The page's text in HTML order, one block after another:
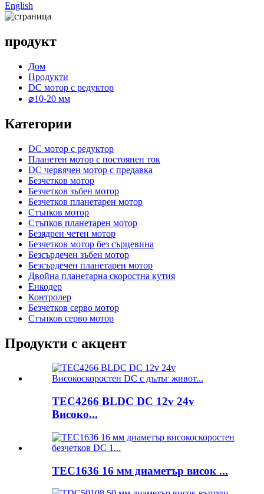
English
продукт
Дом
Продукти
DC мотор с редуктор
⌀10-20 мм
Категории
DC мотор с редуктор
Планетен мотор с постоянен ток
DC червячен мотор с предавка
Безчетков мотор
Безчетков зъбен мотор
Безчетков планетарен мотор
Стъпков мотор
Стъпков планетарен мотор
Безядрен четен мотор
Безчетков мотор без сърцевина
Безсърдечен зъбен мотор
Безсърдечен планетарен мотор
Двойна планетарна скоростна кутия
Енкодер
Контролер
Безчетков серво мотор
Стъпков серво мотор
Продукти с акцент
TEC4266 BLDC DC 12v 24v
Високо...
TEC1636 16 мм диаметър висок ...